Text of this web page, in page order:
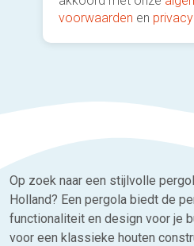
voorwaarden en
Op zoek naar een stijlvolle
Holland? Een pergola biedt de
functionaliteit en design voor je
voor een klassieke houten